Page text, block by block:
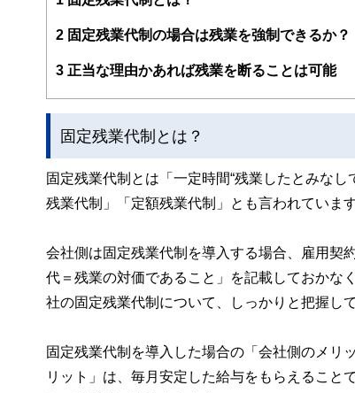
FinancialFieldの特徴は、ファイナンシャルプラ
ー、公認会計士、社会保険労務士、行政書士、
私たちは、快適でより良い生活のアイデアを提供
2 固定残業代制の場合は残業を強制できるか？
3 正当な理由かあれば残業を断ることは可能
固定残業代制とは？
固定残業代制とは「一定時間“残業したとみな
残業代制」「定額残業代制」とも言われています
会社側は固定残業代制を導入する場合、雇用契
代＝残業の対価であること」を記載しておかな
社の固定残業代制について、しっかりと把握し
固定残業代制を導入した場合の「会社側のメリ
リット」は、毎月安定した給与をもらえること